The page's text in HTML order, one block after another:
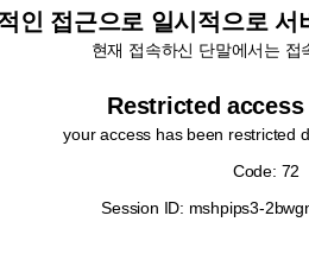
인 접근으로 일시적으로
현재 접속하신 단말에서는 접
Restricted
your access has been restricted
Code: 72
Session ID: mshpips3-